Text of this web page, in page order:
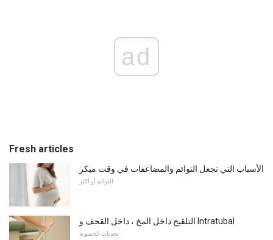
ad
Fresh articles
الأسباب التي تجعل التوائم والمضاعفات في وقت مبكر
التوائم أو أكثر
التلقيح داخل المخ ، داخل القحف و Intratubal
تحديات الخصوبة